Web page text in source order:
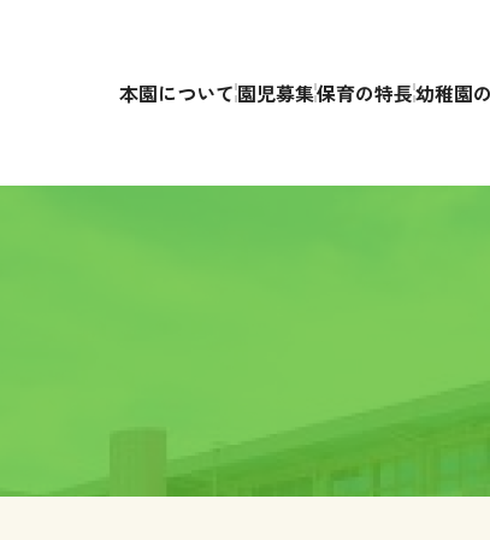
本園について 園児募集保育の特長幼稚園